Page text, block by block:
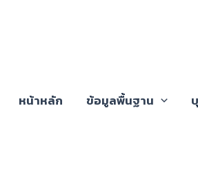
หน้าหลัก ข้อมูลพื้นฐาน